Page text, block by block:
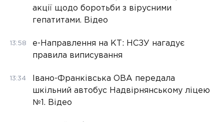
акції щодо боротьби з вірусними
гепатитами. Відео
13:58
е-Направлення на КТ: НСЗУ нагадує
правила виписування
13:34
Івано-Франківська ОВА передала
шкільний автобус Надвірнянському ліцею
№1. Відео